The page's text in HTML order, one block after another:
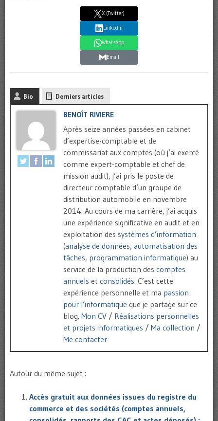
X (Twitter)
LinkedIn
WhatsApp
Email
Bio Derniers articles
BENOÎT RIVIERE
Après seize années passées en cabinet
d’expertise-comptable et de
commissariat aux comptes (où j’ai exercé
comme expert-comptable et chef de
mission audit), j’ai pris le poste de
directeur comptable d’un groupe de
distribution automobile en novembre
2014. Au cours de ma carrière, j’ai acquis
une expérience significative en audit et en
exploitation des systèmes d’information
(analyse de données, automatisation des
tâches, programmation informatique) au
service de la production des comptes
annuels et consolidés. C’est cette
expérience personnelle et ma passion
pour l’informatique que je partage sur ce
blog. Mon CV / Réalisations personnelles
et projets informatiques / Ma collection /
Me contacter
Autour du même sujet :
Accès gratuit aux données issues du registre du
commerce et des sociétés (comptes annuels,